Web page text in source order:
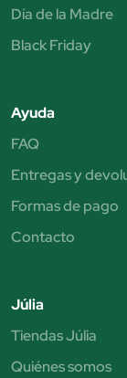
Día de la Madre
Black Friday
Ayuda
FAQ
Entregas y
Formas de pago
Contacto
Júlia
Tiendas Júlia
Quiénes somos